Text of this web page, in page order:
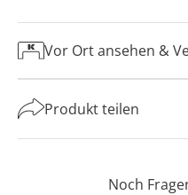
Vor Ort ansehen &
Produkt teilen
Noch